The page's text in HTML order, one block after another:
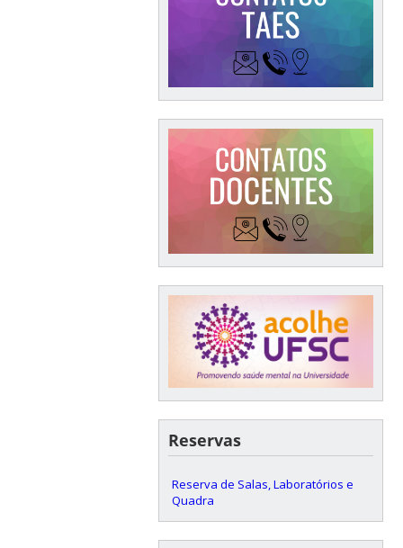
Reservas
Reserva de Salas, Laboratórios e
Quadra